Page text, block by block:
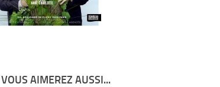
VOUS AIMEREZ AUSSI...